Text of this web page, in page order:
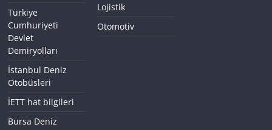
Türkiye
Cumhuriyeti
Devlet
Demiryolları
İstanbul Deniz
Otobüsleri
İETT hat bilgileri
Bursa Deniz
Lojistik
Otomotiv